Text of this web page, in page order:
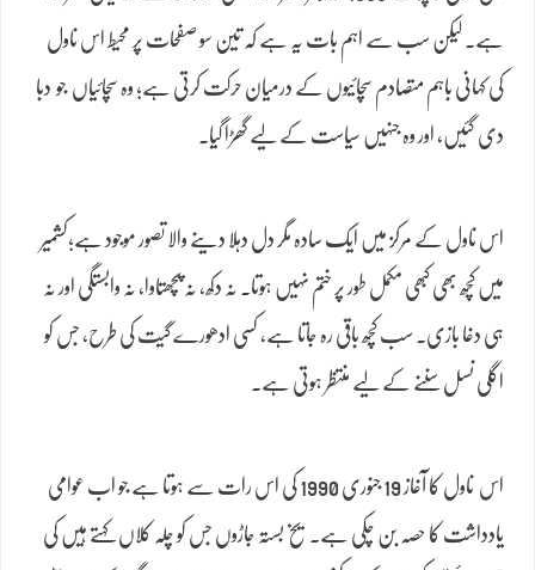
ہے۔ لیکن سب سے اہم بات یہ ہے کہ تین سو صفحات پر محیط اس ناول
کی کہانی باہم متصادم سچائیوں کے درمیان حرکت کرتی ہے؛ وہ سچائیاں جو دبا
دی گئیں، اور وہ جنہیں سیاست کے لیے گھڑا گیا۔
اس ناول کے مرکز میں ایک سادہ مگر دل دہلا دینے والا تصور موجود ہے؛کشمیر
میں کچھ بھی کبھی مکمل طور پر ختم نہیں ہوتا۔ نہ دکھ، نہ پچھتاوا، نہ وابستگی اور نہ
ہی دغا بازی۔ سب کچھ باقی رہ جاتا ہے، کسی ادھورے گیت کی طرح، جس کو
اگلی نسل سننے کے لیے منتظر ہوتی ہے۔
اس ناول کا آغاز 19 جنوری 1990 کی اس رات سے ہوتا ہے جو اب عوامی
یادداشت کا حصہ بن چکی ہے۔ یخ بستہ جاڑوں جس کو چلہ کلاں کہتے ہیں کی